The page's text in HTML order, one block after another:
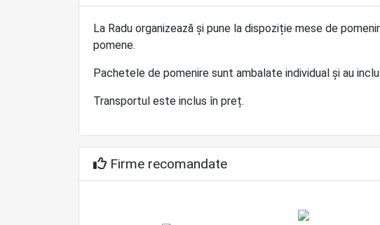
La Radu organizează și pune la dispoziție mese de
pomene.
Pachetele de pomenire sunt ambalate individual și au
Transportul este inclus în preț.
Firme recomandate